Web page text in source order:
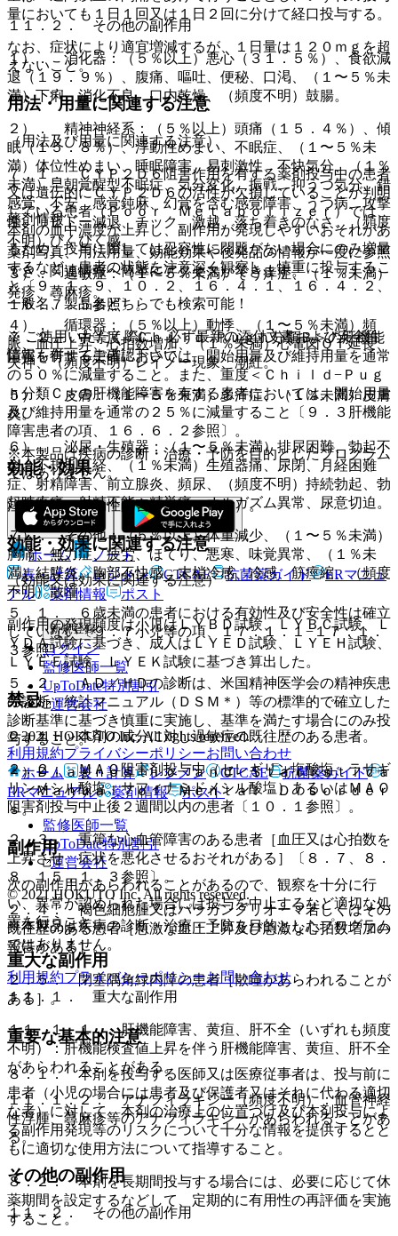
１１．２． その他の副作用
１）． 消化器：（５％以上）悪心（３１．５％）、食欲減
退（１９．９％）、腹痛、嘔吐、便秘、口渇、（１〜５％未
満）下痢、消化不良、口内乾燥、（頻度不明）鼓腸。
２）． 精神神経系：（５％以上）頭痛（１５．４％）、傾
眠（１５．８％）、浮動性めまい、不眠症、（１〜５％未
満）体位性めまい、睡眠障害、易刺激性、不快気分、（１％
未満）早朝覚醒型不眠症、気分変化、振戦、抑うつ気分、錯
感覚、不安、感覚鈍麻、幻覚を含む感覚障害、うつ病、攻撃
性、リビドー減退、チック、激越、落ち着きのなさ、（頻度
不明）びくびく感。
３）． 過敏症：（１〜５％未満）そう痒症、（１％未満）
発疹、蕁麻疹。
４）． 循環器：（５％以上）動悸、（１〜５％未満）頻
脈、血圧上昇、心拍数増加、（１％未満）心電図ＱＴ延長、
失神、（頻度不明）レイノー現象、潮紅。
５）． 皮膚：（１〜５％未満）多汗症、（１％未満）皮膚
炎。
６）． 泌尿・生殖器：（１〜５％未満）排尿困難、勃起不
全、不規則月経、（１％未満）生殖器痛、尿閉、月経困難
症、射精障害、前立腺炎、頻尿、（頻度不明）持続勃起、勃
起時疼痛、射精不能、精巣痛、オルガズム異常、尿意切迫。
７）． その他：（５％以上）体重減少、（１〜５％未満）
胸痛、無力症、疲労、ほてり、悪寒、味覚異常、（１％未
満）結膜炎、胸部不快感、末梢冷感、冷感、筋痙縮、（頻度
不明）散瞳。
副作用の発現頻度は小児はＬＹＢＤ試験、ＬＹＢＣ試験、Ｌ
ＹＤＡ試験に基づき、成人はＬＹＥＤ試験、ＬＹＥＨ試験、
ＬＹＥＥ試験、ＬＹＥＫ試験に基づき算出した。
禁忌
２．１． 本剤の成分に対し過敏症の既往歴のある患者。
２．２． ＭＡＯ阻害剤投与中（セレギリン塩酸塩、ラサギ
リンメシル酸塩、サフィナミドメシル酸塩）あるいはＭＡＯ
阻害剤投与中止後２週間以内の患者〔１０．１参照〕。
２．３． 重篤な心血管障害のある患者［血圧又は心拍数を
上昇させ、症状を悪化させるおそれがある］〔８．７、８．
８、１５．１．３参照〕。
２．４． 褐色細胞腫又はパラガングリオーマ若しくはその
既往歴のある患者［急激な血圧上昇及び急激な心拍数増加の
報告がある］。
２．５． 閉塞隅角緑内障の患者［散瞳があらわれることが
ある］。
重要な基本的注意
８．１． 本剤を投与する医師又は医療従事者は、投与前に
患者（小児の場合には患者及び保護者又はそれに代わる適切
な者）に対して、本剤の治療上の位置づけ及び本剤投与によ
る副作用発現等のリスクについて十分な情報を提供するとと
もに適切な使用方法について指導すること。
８．２． 本剤を長期間投与する場合には、必要に応じて休
薬期間を設定するなどして、定期的に有用性の再評価を実施
すること。
量においても１日１回又は１日２回に分けて経口投与する。
なお、症状により適宜増減するが、１日量は１２０ｍｇを超
えないこと。
用法・用量に関連する注意
（用法及び用量に関連する注意）
７．１． ＣＹＰ２Ｄ６阻害作用を有する薬剤投与中の患者
又は遺伝的にＣＹＰ２Ｄ６の活性が欠損していることが判明
している患者（Ｐｏｏｒ Ｍｅｔａｂｏｌｉｚｅｒ）では、
本剤の血中濃度が上昇し、副作用が発現しやすいおそれがあ
るため、投与に際しては忍容性に問題がない場合にのみ増量
するなど、患者の状態を注意深く観察し、慎重に投与するこ
と〔９．１．９、１０．２、１６．４．１、１６．４．２、
１６．７．５参照〕。
７．２． 中等度＜Ｃｈｉｌｄ−Ｐｕｇｈ分類Ｂ＞の肝機能
障害を有する患者においては、開始用量及び維持用量を通常
の５０％に減量すること。また、重度＜Ｃｈｉｌｄ−Ｐｕｇ
ｈ分類Ｃ＞の肝機能障害を有する患者においては、開始用量
及び維持用量を通常の２５％に減量すること〔９．３肝機能
障害患者の項、１６．６．２参照〕。
効能・効果
注意欠陥／多動性障害（ＡＤ／ＨＤ）。
効能・効果に関連する注意
（効能又は効果に関連する注意）
５．１． ６歳未満の患者における有効性及び安全性は確立
していない〔９．７小児等の項、１７．１．１−１７．１．
３参照〕。
５．２． ＡＤ／ＨＤの診断は、米国精神医学会の精神疾患
の診断・統計マニュアル（ＤＳＭ＊）等の標準的で確立した
診断基準に基づき慎重に実施し、基準を満たす場合にのみ投
与すること。
＊）Ｄｉａｇｎｏｓｔｉｃ ａｎｄ Ｓｔａｔｉｓｔｉｃａ
ｌ Ｍａｎｕａｌ ｏｆ Ｍｅｎｔａｌ Ｄｉｓｏｒｄｅｒ
ｓ。
副作用
次の副作用があらわれることがあるので、観察を十分に行
い、異常が認められた場合には投与を中止するなど適切な処
置を行うこと。
重大な副作用
１１．１． 重大な副作用
１１．１．１． 肝機能障害、黄疸、肝不全（いずれも頻度
不明）：肝機能検査値上昇を伴う肝機能障害、黄疸、肝不全
があらわれることがある。
１１．１．２． アナフィラキシー（頻度不明）：血管神経
性浮腫、蕁麻疹等のアナフィラキシーがあらわれることがあ
る。
その他の副作用
１１．２． その他の副作用
薬剤情報
薬剤写真、用法用量、効能効果や後発品の情報が一度に参照
でき、関連情報へ簡単にアクセスができます。
一般名、製品名どちらでも検索可能！
※ ご使用いただく際に、必ず最新の添付文書および安全性
情報も併せてご確認下さい。
※本製品は疾病の診断・治療・予防を目的としたプログラム
ではありません。
ホーム
ノート
表・計算
レジメン CTCAE 抗菌薬ガイド
ERマニュ
アル
薬剤情報 ポスト
新規登録
ログイン
監修医師一覧
UpToDate特別割引
運営会社
© 2021 HOKUTO Inc. All rights reserved.
利用規約プライバシーポリシーお問い合わせ
ホーム
表・計算 レジメン CTCAE
抗菌薬ガイド
ERマニュアル
薬剤情報 ポスト
監修医師一覧
UpToDate特別割引
運営会社
© 2021 HOKUTO Inc. All rights reserved.
※本製品は疾病の診断・治療・予防を目的としたプログラム
ではありません。
利用規約プライバシーポリシーお問い合わせ